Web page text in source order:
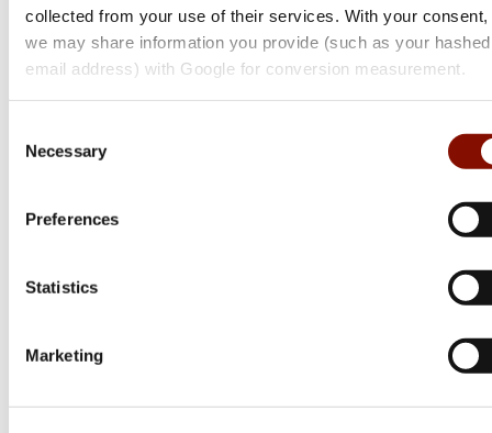
collected from your use of their services. With your consent,
we may share information you provide (such as your hashed
email address) with Google for conversion measurement.
Selection
Necessary
Preferences
Statistics
Marketing
Browning
Flera varianter